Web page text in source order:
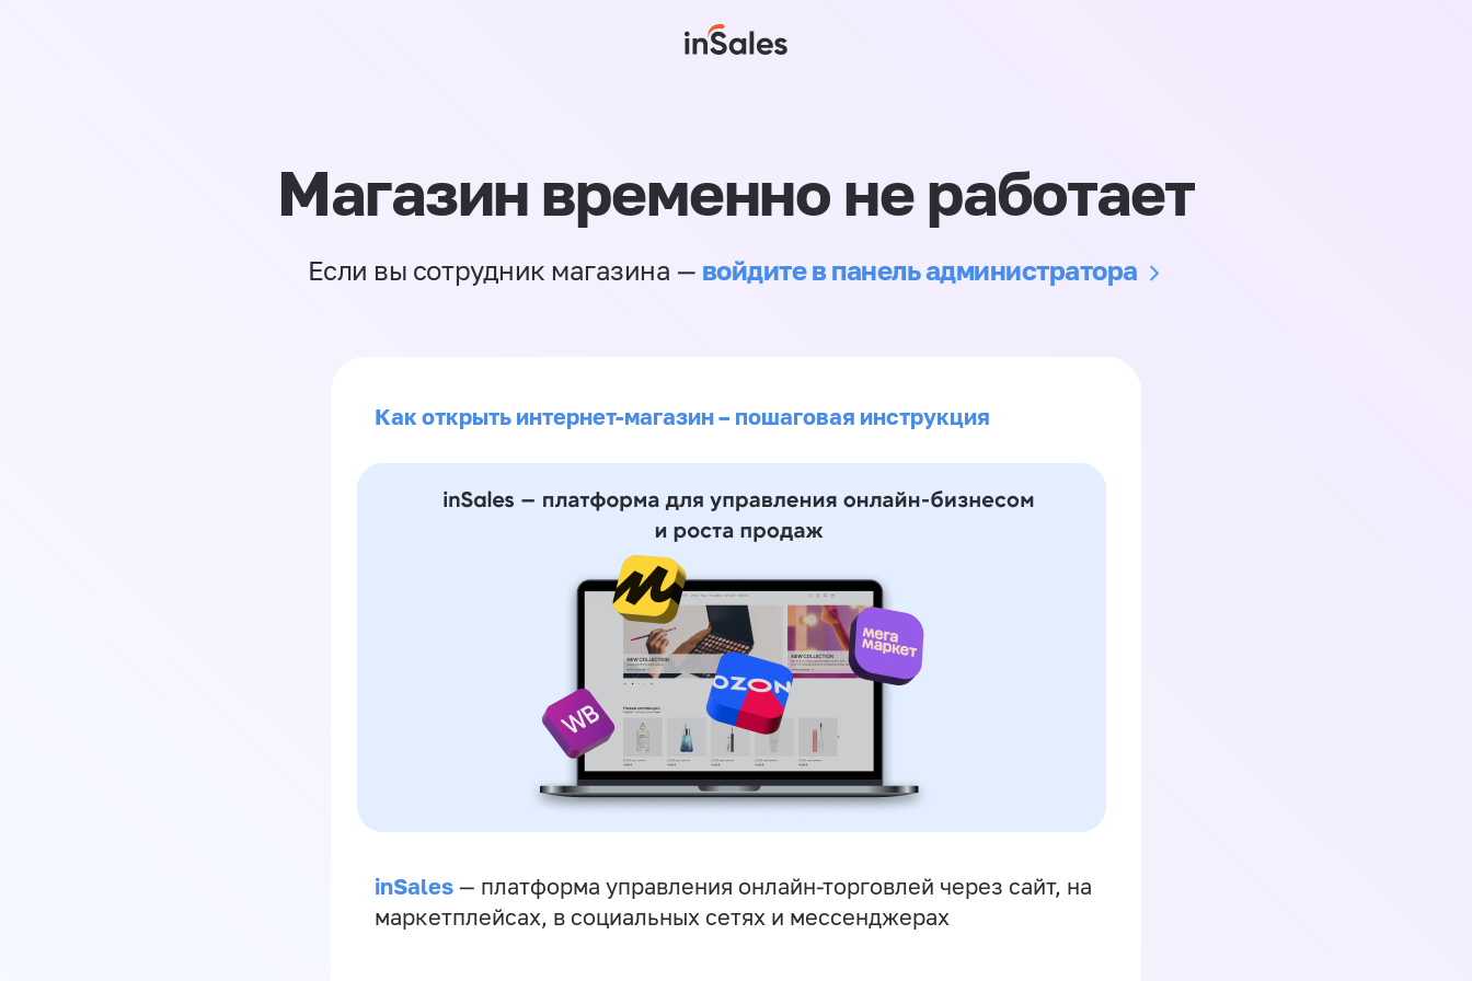
Магазин временно не работает
Если вы сотрудник магазина — войдите в панель администратора
Как открыть интернет-магазин – пошаговая инструкция
inSales — платформа управления онлайн-торговлей через сайт, на
маркетплейсах, в социальных сетях и мессенджерах